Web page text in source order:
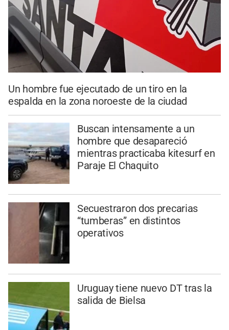
Un hombre fue ejecutado de un tiro en la
espalda en la zona noroeste de la ciudad
Buscan intensamente a un
hombre que desapareció
mientras practicaba kitesurf en
Paraje El Chaquito
Secuestraron dos precarias
“tumberas” en distintos
operativos
Uruguay tiene nuevo DT tras la
salida de Bielsa